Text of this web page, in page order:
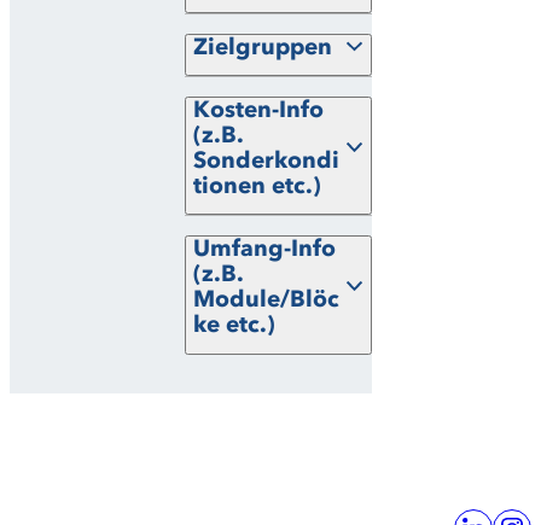
Zielgruppen
Kosten-Info
(z.B.
Sonderkondi
tionen etc.)
Umfang-Info
(z.B.
Module/Blöc
ke etc.)